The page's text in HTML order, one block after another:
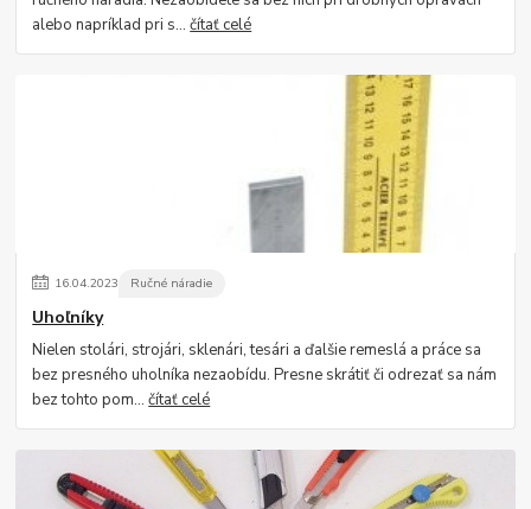
alebo napríklad pri s...čítať celé
16.04.2023 Ručné náradie
Uhoľníky
Nielen stolári, strojári, sklenári, tesári a ďalšie remeslá a práce sa
bez presného uholníka nezaobídu. Presne skrátiť či odrezať sa nám
bez tohto pom...čítať celé